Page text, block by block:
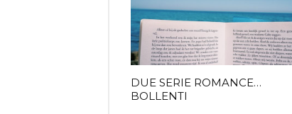
DUE SERIE ROMANCE…
BOLLENTI